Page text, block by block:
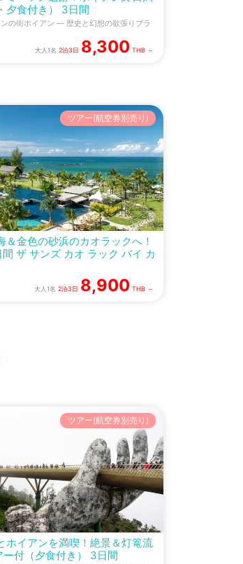
夕食付き） 3日間
の街ホイアン — 歴史と幻想の欲張りプラ
大人1名 2泊3日 8,300 THB ～
＆金色の砂浜のカオラックへ！
ザ サンズ カオ ラック バイ カ
ツアー(航空券別売り)
大人1名 2泊3日 8,900 THB ～
ホイアンを満喫！絶景＆灯篭流
ー付（夕食付き） 3日間
ツアー(航空券別売り)